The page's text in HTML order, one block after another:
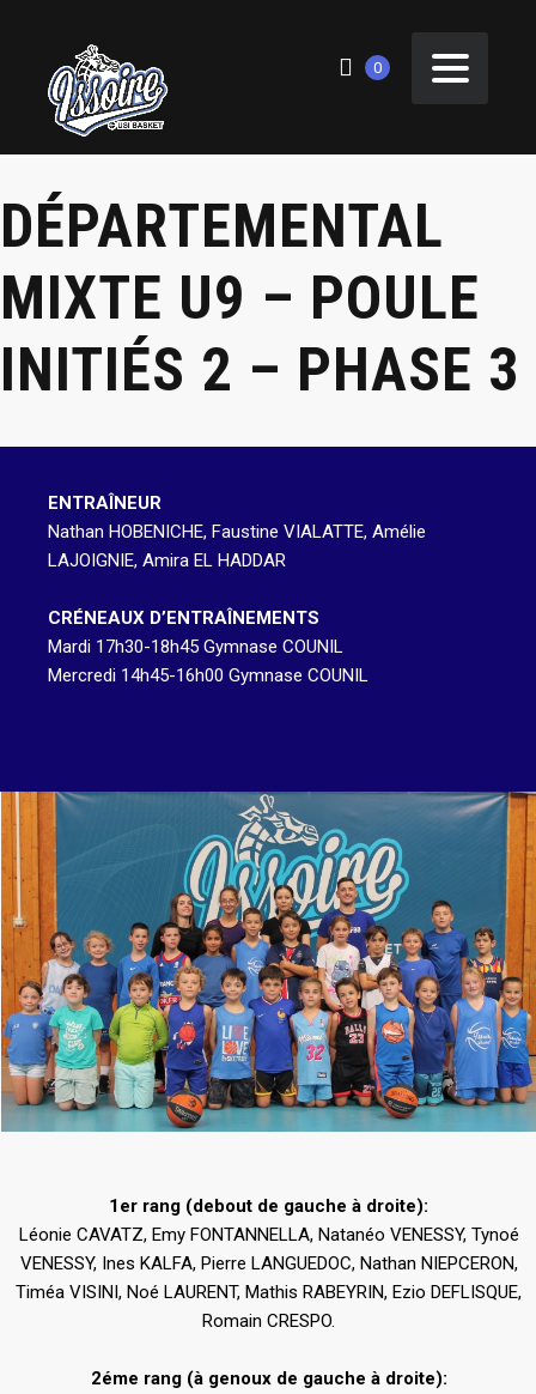
0
DÉPARTEMENTAL
MIXTE U9 – POULE
INITIÉS 2 – PHASE 3
ENTRAÎNEUR
Nathan HOBENICHE, Faustine VIALATTE, Amélie
LAJOIGNIE, Amira EL HADDAR
CRÉNEAUX D’ENTRAÎNEMENTS
Mardi 17h30-18h45 Gymnase COUNIL
Mercredi 14h45-16h00 Gymnase COUNIL
1er rang (debout de gauche à droite):
Léonie CAVATZ, Emy FONTANNELLA, Natanéo VENESSY, Tynoé
VENESSY, Ines KALFA, Pierre LANGUEDOC, Nathan NIEPCERON,
Timéa VISINI, Noé LAURENT, Mathis RABEYRIN, Ezio DEFLISQUE,
Romain CRESPO.
2éme rang (à genoux de gauche à droite):